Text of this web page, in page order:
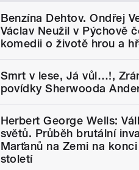
Benzína Dehtov. Ondřej
Václav Neužil v Pýchově
komedii o životě hrou a
Smrt v lese, Já vůl…!,
povídky Sherwooda
Herbert George Wells:
světů. Průběh brutální
Marťanů na Zemi na konci
století